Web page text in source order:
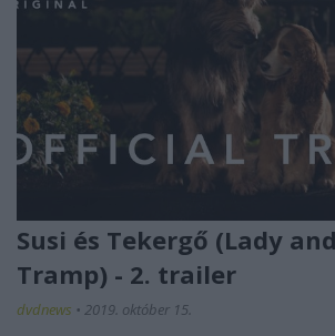
Susi és Tekergő (Lady
Tramp) - 2. trailer
dvdnews • 2019. október 15.